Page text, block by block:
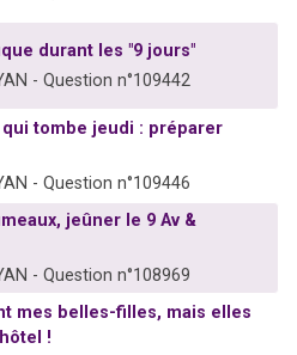
durant les "9 jours"
- Question n°109442
qui tombe jeudi : préparer
- Question n°109446
jeûner le 9 Av &
- Question n°108969
mes belles-filles, mais elles
!